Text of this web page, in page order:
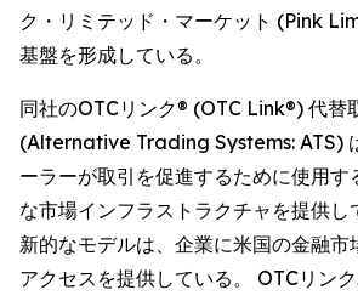
ク・リミテッド・マーケット (Pink
基盤を形成している。
同社のOTCリンク® (OTC Link®) 代替
(Alternative Trading Systems: ATS)
ーラーが取引を促進するために使用す
な市場インフラストラクチャを提供し
新的なモデルは、企業に米国の金融市
アクセスを提供している。 OTCリン